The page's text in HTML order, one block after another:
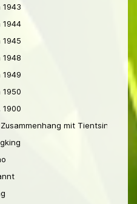
1943
1944
1945
1948
1949
1950
1900
mit Tientsin